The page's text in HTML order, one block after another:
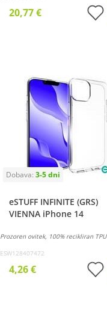
20,77 €
eSTUFF INFINITE (GRS)
VIENNA iPhone 14
Prozoren ovitek, 100% recikliran TPU
ESW128407472
4,26 €